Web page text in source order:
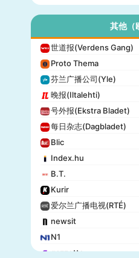
其他（
世道报(Verdens Gang)
Proto Thema
芬兰广播公司(Yle)
晚报(Iltalehti)
号外报(Ekstra Bladet)
每日杂志(Dagbladet)
Blic
Index.hu
B.T.
Kurir
爱尔兰广播电视(RTÉ)
newsit
N1
gazzetta